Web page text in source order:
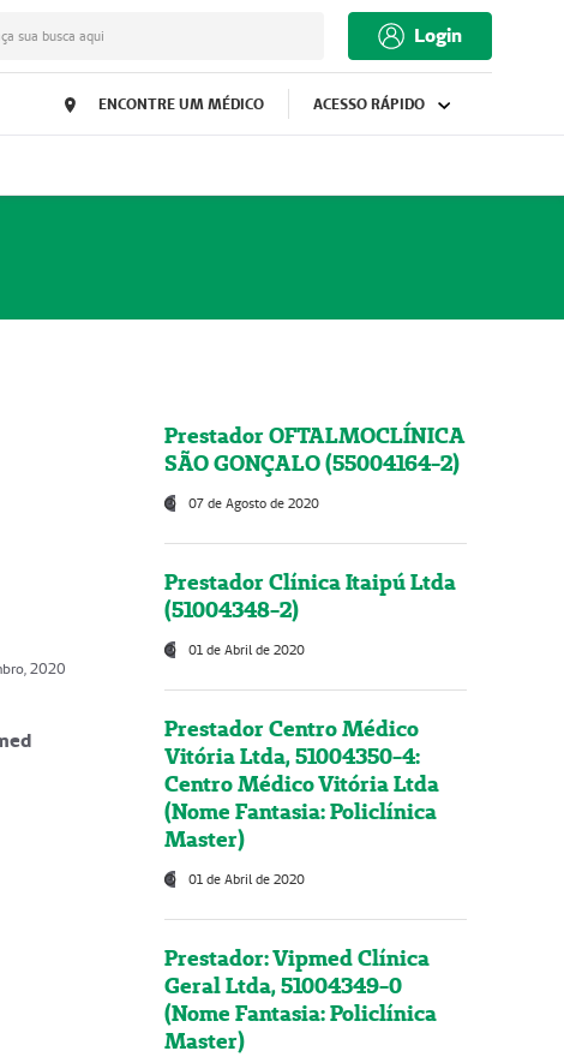
sua busca aqui Login
ENCONTRE UM MÉDICO ACESSO RÁPIDO
2020
Prestador OFTALMOCLÍNICA
SÃO GONÇALO (55004164-2)
07 de Agosto de 2020
Prestador Clínica Itaipú Ltda
(51004348-2)
01 de Abril de 2020
Prestador Centro Médico
Vitória Ltda, 51004350-4:
Centro Médico Vitória Ltda
(Nome Fantasia: Policlínica
Master)
01 de Abril de 2020
Prestador: Vipmed Clínica
Geral Ltda, 51004349-0
(Nome Fantasia: Policlínica
Master)